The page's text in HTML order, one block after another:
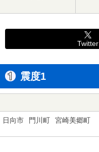
Twitter
震度1
日向市 門川町 宮崎美郷町